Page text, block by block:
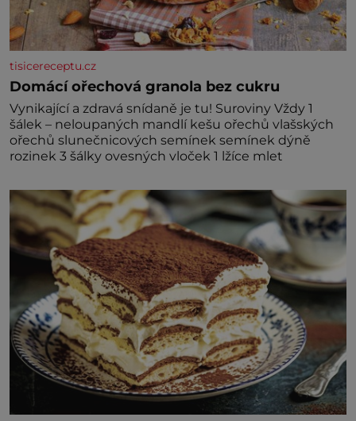
tisicereceptu.cz
Domácí ořechová granola bez cukru
Vynikající a zdravá snídaně je tu! Suroviny Vždy 1
šálek – neloupaných mandlí kešu ořechů vlašských
ořechů slunečnicových semínek semínek dýně
rozinek 3 šálky ovesných vloček 1 lžíce mlet